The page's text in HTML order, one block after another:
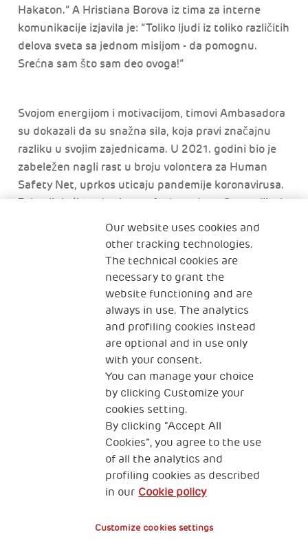
Hakaton.” A Hristiana Borova iz tima za interne
komunikacije izjavila je: “Toliko ljudi iz toliko različitih
delova sveta sa jednom misijom - da pomognu.
Srećna sam što sam deo ovoga!”
Svojom energijom i motivacijom, timovi Ambasadora
su dokazali da su snažna sila, koja pravi značajnu
razliku u svojim zajednicama. U 2021. godini bio je
zabeležen nagli rast u broju volontera za Human
Safety Net, uprkos uticaju pandemije koronavirusa.
Zahvaljujući trudu timova Ambasadora, Generalijevi
volonteri sakupili su 35 000 sati aktivnosti, oštar
kontrast globalnim trendovima čiji su sati
volontiranja znatno opali.
THSN Srbija
Španskih boraca 3
Our website uses cookies and
other tracking technologies.
The technical cookies are
necessary to grant the
website functioning and are
always in use. The analytics
and profiling cookies instead
are optional and in use only
with your consent.
You can manage your choice
by clicking Customize your
cookies setting.
By clicking “Accept All
Cookies”, you agree to the use
of all the analytics and
profiling cookies as described
in our Cookie policy
Customize cookies settings